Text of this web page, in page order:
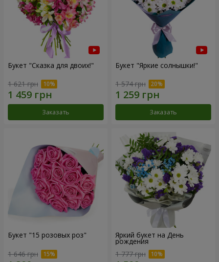
Букет "Сказка для двоих!"
1 621 грн
Заказать
Букет "Яркие солнышки!"
1 574 грн
Заказать
Букет "15 розовых роз"
1 646 грн
Яркий букет на День
рождения
1 777 грн